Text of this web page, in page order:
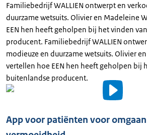
Familiebedrijf WALLIEN ontwerpt en
duurzame wetsuits. Olivier en Madeleine
EEN hen heeft geholpen bij het vinden
producent. Familiebedrijf WALLIEN
modieuze en duurzame wetsuits. Olivier
vertellen hoe EEN hen heeft geholpen bij
buitenlandse producent.
App voor patiënten voor